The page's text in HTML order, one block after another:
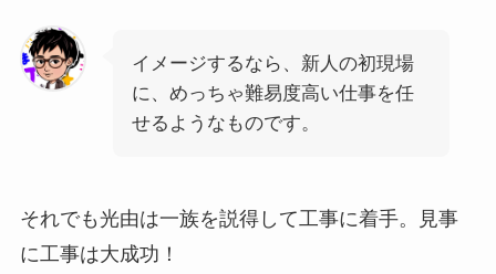
イメージするなら、新人の初現場
に、めっちゃ難易度高い仕事を任
せるようなものです。
それでも光由は一族を説得して工事に着手。見事
に工事は大成功！